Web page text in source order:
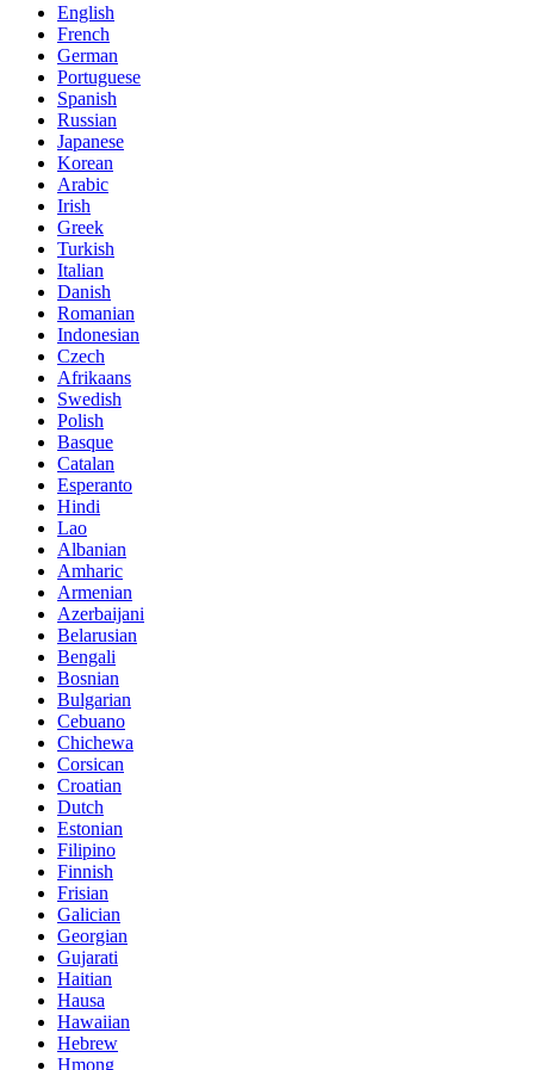
English
French
German
Portuguese
Spanish
Russian
Japanese
Korean
Arabic
Irish
Greek
Turkish
Italian
Danish
Romanian
Indonesian
Czech
Afrikaans
Swedish
Polish
Basque
Catalan
Esperanto
Hindi
Lao
Albanian
Amharic
Armenian
Azerbaijani
Belarusian
Bengali
Bosnian
Bulgarian
Cebuano
Chichewa
Corsican
Croatian
Dutch
Estonian
Filipino
Finnish
Frisian
Galician
Georgian
Gujarati
Haitian
Hausa
Hawaiian
Hebrew
Hmong